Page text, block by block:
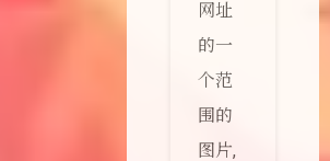
网址
的一
个范
围的
图片,